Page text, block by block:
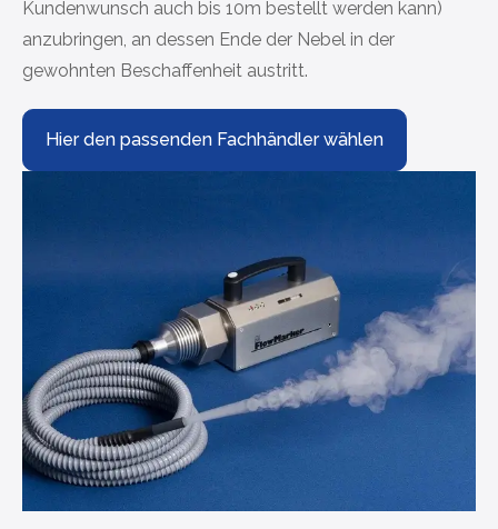
Kundenwunsch auch bis 10m bestellt werden kann)
anzubringen, an dessen Ende der Nebel in der
gewohnten Beschaffenheit austritt.
Hier den passenden Fachhändler wählen